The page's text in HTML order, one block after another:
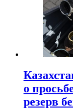
о
резерв